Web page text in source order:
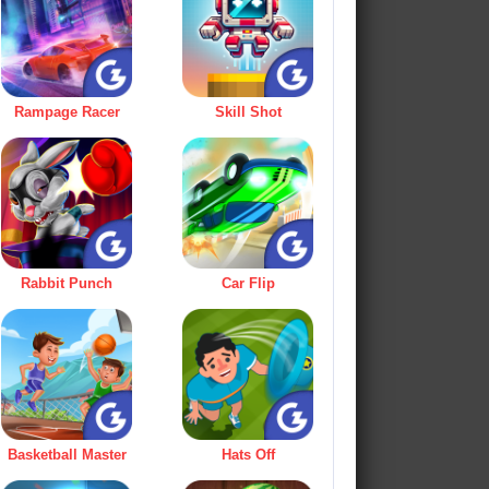
Rampage Racer Skill Shot
Rabbit Punch Car Flip
Basketball Master Hats Off